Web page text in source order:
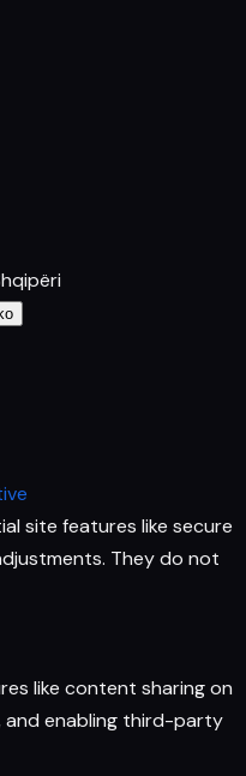
site features like secure
They do not
like content sharing on
and enabling third-party